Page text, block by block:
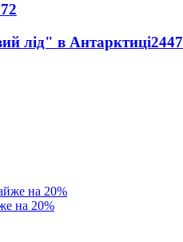
лід" в Антарктиці2447
на 20%